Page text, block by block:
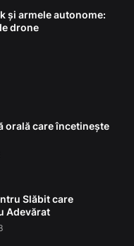
și armele autonome:
drone
orală care încetinește
Slăbit care
Adevărat